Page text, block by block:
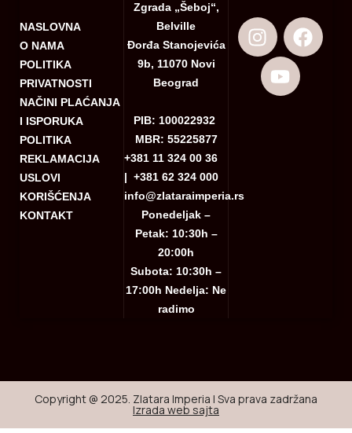
NASLOVNA
O NAMA
POLITIKA
PRIVATNOSTI
NAČINI PLAĆANJA
I ISPORUKA
POLITIKA
REKLAMACIJA
USLOVI
KORIŠĆENJA
KONTAKT
Zgrada „Šeboj“,
Belville
Đorđa Stanojevića
9b, 11070 Novi
Beograd
PIB: 100022932
MBR: 55225877
+381 11 324 00 36
|+381 62 324 000
info@zlataraimperia.rs
Ponedeljak –
Petak: 10:30h –
20:00h
Subota: 10:30h –
17:00h Nedelja: Ne
radimo
Copyright @ 2025. Zlatara Imperia | Sva prava zadržana
Izrada web sajta